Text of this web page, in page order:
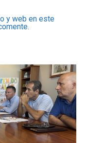
y web en este